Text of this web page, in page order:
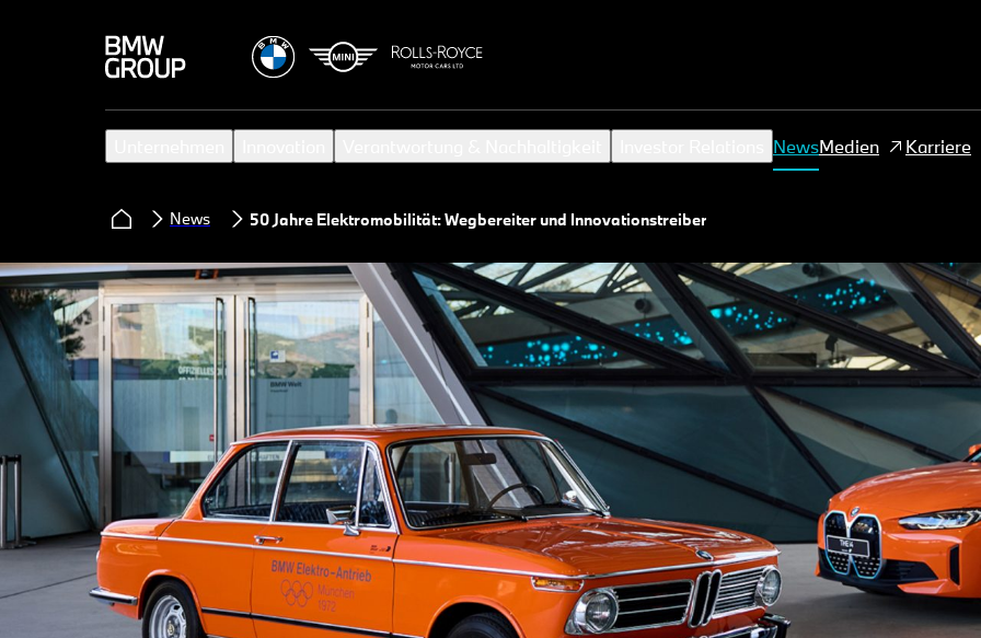
NewsMedien Karriere
News 50 Jahre Elektromobilität: Wegbereiter und Innovationstreiber.